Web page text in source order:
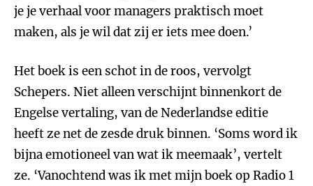
je je verhaal voor managers praktisch moet
maken, als je wil dat zij er iets mee doen.’
Het boek is een schot in de roos, vervolgt
Schepers. Niet alleen verschijnt binnenkort de
Engelse vertaling, van de Nederlandse editie
heeft ze net de zesde druk binnen. ‘Soms word ik
bijna emotioneel van wat ik meemaak’, vertelt
ze. ‘Vanochtend was ik met mijn boek op Radio 1